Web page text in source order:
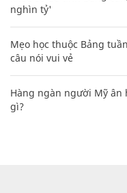
nghìn tỷ'
Mẹo học thuộc Bảng
câu nói vui vẻ
Hàng ngàn người Mỹ ân
gì?